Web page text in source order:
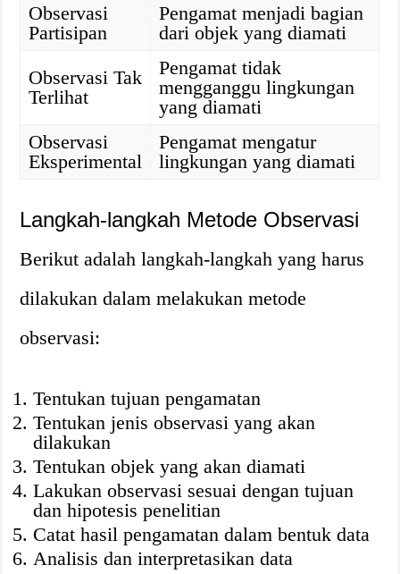
Observasi
Partisipan
Pengamat menjadi bagian
dari objek yang diamati
Observasi Tak
Terlihat
Pengamat tidak
mengganggu lingkungan
yang diamati
Observasi
Eksperimental
Pengamat mengatur
lingkungan yang diamati
Langkah-langkah Metode Observasi
Berikut adalah langkah-langkah yang harus
dilakukan dalam melakukan metode
observasi:
Tentukan tujuan pengamatan
Tentukan jenis observasi yang akan
dilakukan
Tentukan objek yang akan diamati
Lakukan observasi sesuai dengan tujuan
dan hipotesis penelitian
Catat hasil pengamatan dalam bentuk data
Analisis dan interpretasikan data